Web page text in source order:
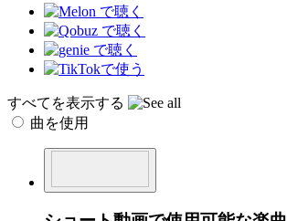
すべてを表示する
曲を使用